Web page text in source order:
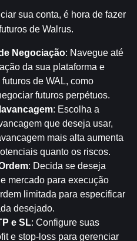
sua conta, é hora de fazer
de Walrus.
Negociação: Navegue até
da sua plataforma e
de WAL, como
futuros perpétuos.
: Escolha a
que deseja usar,
mais alta aumenta
quanto os riscos.
: Decida se deseja
mercado para execução
limitada para especificar
desejado.
e SL: Configure suas
e stop-loss para gerenciar